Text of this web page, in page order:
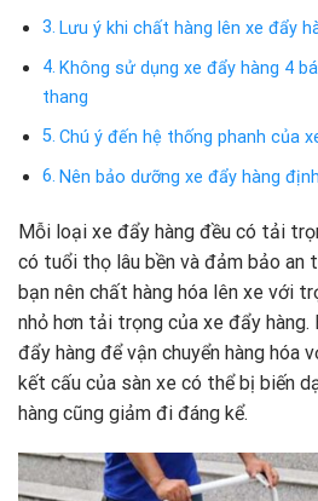
Lưu ý khi chất hàng lên xe đẩy
Không sử dụng xe đẩy hàng 4
thang
Chú ý đến hệ thống phanh của
Nên bảo dưỡng xe đẩy hàng
Mỗi loại xe đẩy hàng đều có tải
có tuổi thọ lâu bền và đảm bảo an
bạn nên chất hàng hóa lên xe với
nhỏ hơn tải trọng của xe đẩy hàng.
đẩy hàng để vận chuyển hàng hóa
kết cấu của sàn xe có thể bị biến
hàng cũng giảm đi đáng kể.